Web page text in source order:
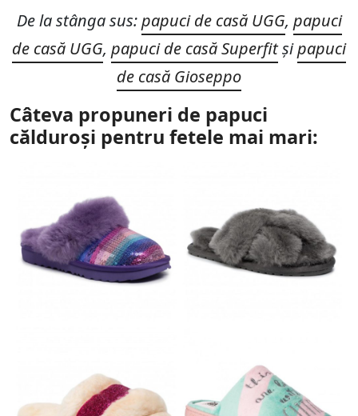
De la stânga sus:papuci de casă UGG, papuci
de casă UGG, papuci de casă Superfitșipapuci
de casă Gioseppo
Câteva propuneri de papuci
călduroși pentru fetele mai mari: